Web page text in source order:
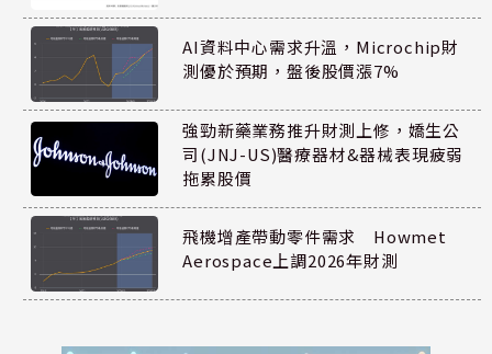
AI資料中心需求升溫，Microchip財
測優於預期，盤後股價漲7%
強勁新藥業務推升財測上修，嬌生公
司(JNJ-US)醫療器材&器械表現疲弱
拖累股價
飛機增產帶動零件需求 Howmet
Aerospace上調2026年財測